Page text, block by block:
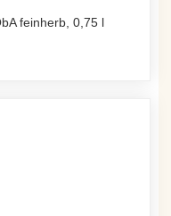
feinherb, 0,75 l